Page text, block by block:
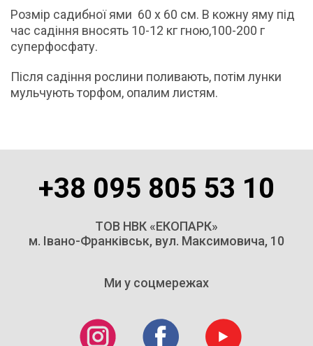
Розмір садибної ями 60 х 60 см. В кожну яму під
час садіння вносять 10-12 кг гною,100-200 г
суперфосфату.
Після садіння рослини поливають, потім лунки
мульчують торфом, опалим листям.
+38 095 805 53 10
ТОВ НВК «ЕКОПАРК»
м. Івано-Франківськ, вул. Максимовича, 10
Ми у соцмережах